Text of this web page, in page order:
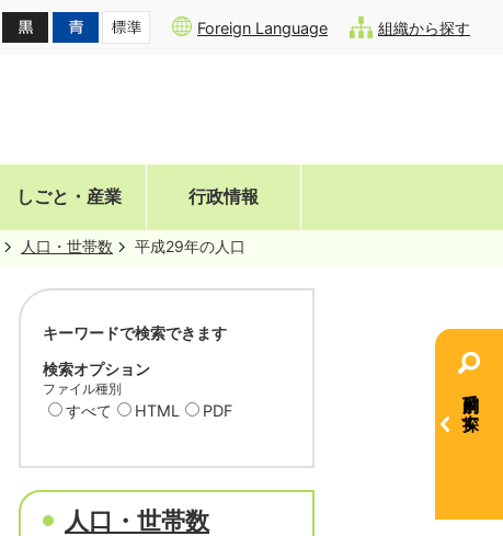
Foreign Language 組織から探す
しごと・産業 行政情報
目的別で探す
人口・世帯数 平成29年の人口
キーワードで検索できます
検索オプション
ファイル種別
すべて HTML PDF
人口・世帯数